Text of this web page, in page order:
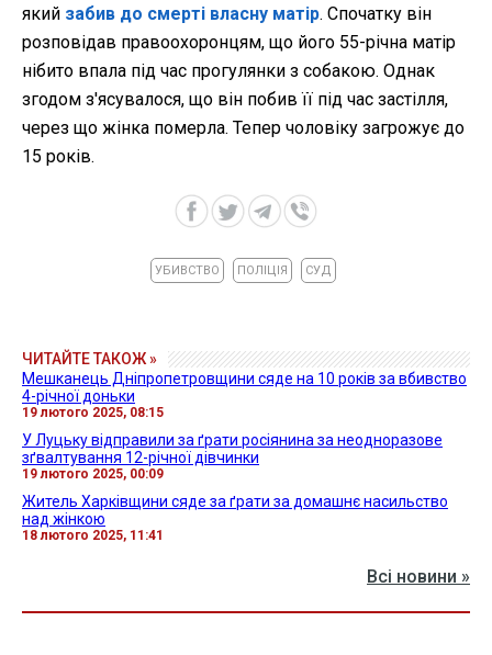
який забив до смерті власну матір. Спочатку він
розповідав правоохоронцям, що його 55-річна матір
нібито впала під час прогулянки з собакою. Однак
згодом з'ясувалося, що він побив її під час застілля,
через що жінка померла. Тепер чоловіку загрожує до
15 років.
УБИВСТВО ПОЛІЦІЯ СУД
ЧИТАЙТЕ ТАКОЖ »
Мешканець Дніпропетровщини сяде на 10 років за вбивство
4-річної доньки
19 лютого 2025, 08:15
У Луцьку відправили за ґрати росіянина за неодноразове
зґвалтування 12-річної дівчинки
19 лютого 2025, 00:09
Житель Харківщини сяде за ґрати за домашнє насильство
над жінкою
18 лютого 2025, 11:41
Всі новини »